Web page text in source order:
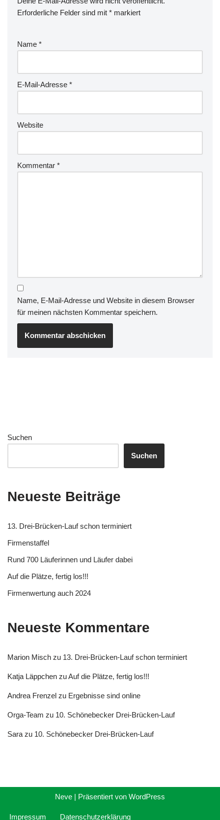
Erforderliche Felder sind mit * markiert
Name *
E-Mail-Adresse *
Website
Kommentar *
Name, E-Mail-Adresse und Website in diesem Browser
für meinen nächsten Kommentar speichern.
lt
n
ti
v
Suchen
Suchen
Neueste Beiträge
13. Drei-Brücken-Lauf schon terminiert
Firmenstaffel
Rund 700 Läuferinnen und Läufer dabei
Auf die Plätze, fertig los!!!
Firmenwertung auch 2024
Neueste Kommentare
Marion Misch zu 13. Drei-Brücken-Lauf schon terminiert
Katja Läppchen zuAuf die Plätze, fertig los!!!
Andrea Frenzel zu Ergebnisse sind online
Orga-Team zu 10. Schönebecker Drei-Brücken-Lauf
Sara zu 10. Schönebecker Drei-Brücken-Lauf
Neve | Präsentiert von WordPress
Impressum Datenschutzerklärung